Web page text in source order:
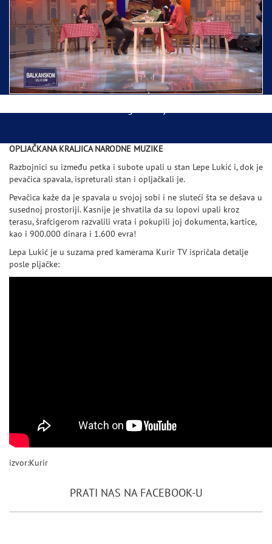
Ispraćaj Pojasa Presvete Bogorodice danas iz
Hrama Svetog Save
OPLJAČKANA KRALJICA NARODNE MUZIKE
Razbojnici su između petka i subote upali u stan Lepe Lukić i, dok je
pevačica spavala, ispreturali stan i opljačkali je.
Pevačica kaže da je spavala u svojoj sobi i ne sluteći šta se dešava u
susednoj prostoriji. Kasnije je shvatila da su lopovi upali kroz
terasu, šrafcigerom razvalili vrata i pokupili joj dokumenta, kartice,
kao i 900.000 dinara i 1.600 evra!
Lepa Lukić je u suzama pred kamerama Kurir TV ispričala detalje
posle pljačke:
izvor:Kurir
PRATI NAS NA FACEBOOK-U